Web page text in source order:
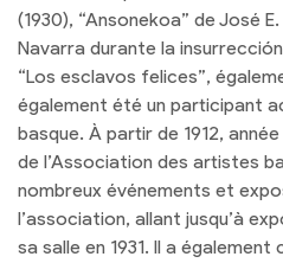
(1930), “Ansonekoa” de José
Navarra durante la
“Los esclavos felices”,
également été un participant
basque. À partir de 1912,
de l’Association des artistes
nombreux événements et
l’association, allant jusqu’à
sa salle en 1931. Il a